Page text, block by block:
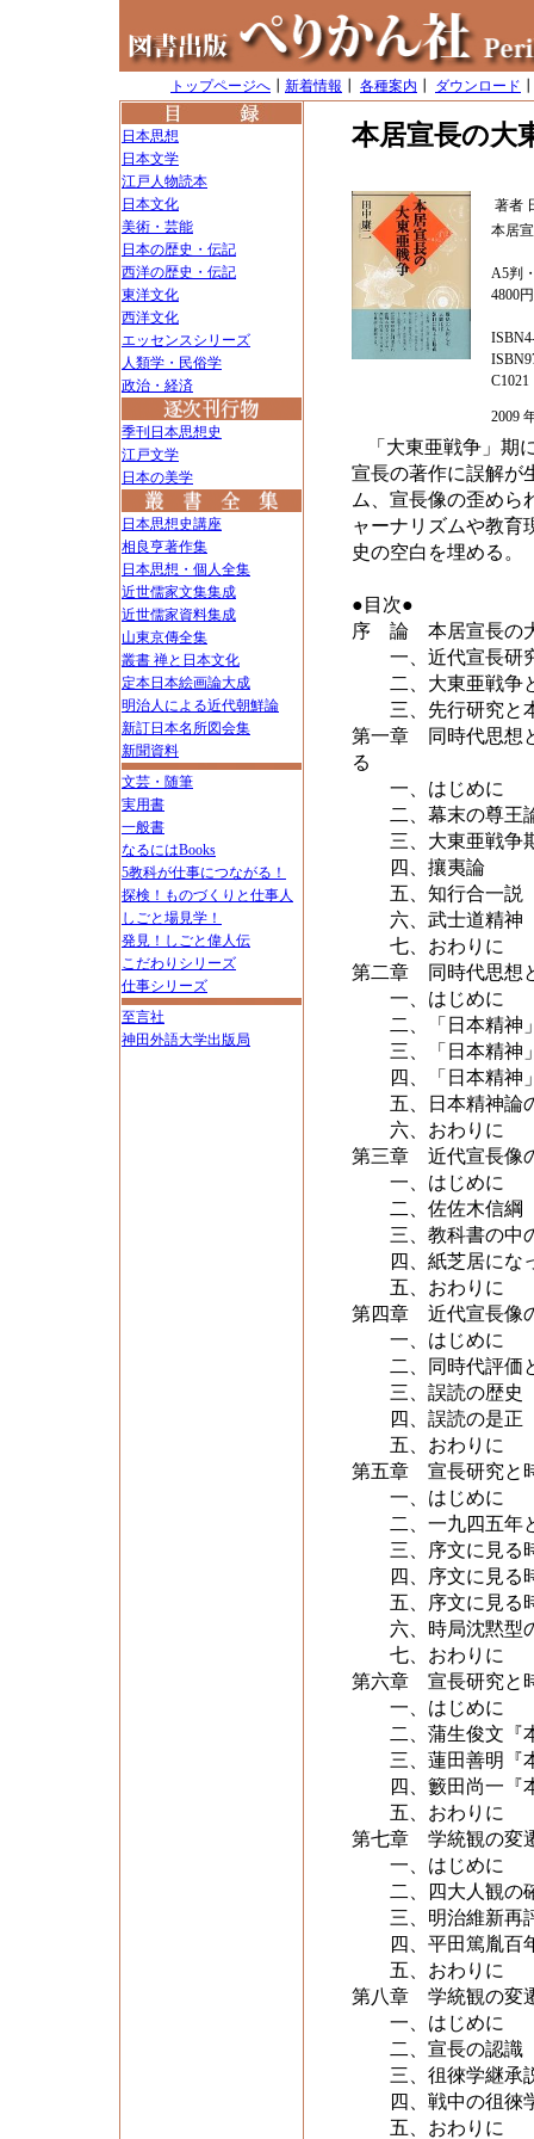
トップページへ 新着情報 各種案内 ダウンロード
日本思想
日本文学
江戸人物読本
日本文化
美術・芸能
日本の歴史・伝記
西洋の歴史・伝記
東洋文化
西洋文化
エッセンスシリーズ
人類学・民俗学
政治・経済
季刊日本思想史
江戸文学
日本の美学
日本思想史講座
相良亨著作集
日本思想・個人全集
近世儒家文集集成
近世儒家資料集成
山東京傳全集
叢書 禅と日本文化
定本日本絵画論大成
明治人による近代朝鮮論
新訂日本名所図会集
新聞資料
文芸・随筆
実用書
一般書
なるにはBooks
5教科が仕事につながる！
探検！ものづくりと仕事人
しごと場見学！
発見！しごと偉人伝
こだわりシリーズ
仕事シリーズ
至言社
神田外語大学出版局
本居宣長の大
著者
本居
A5判
4800
C1021
2009
「大東亜戦争」
宣長の著作に誤解が
ム、宣長像の歪めら
ャーナリズムや教育
史の空白を埋める。
●目次●
序 論 本居宣長の
一、近代宣長研
二、大東亜戦争
三、先行研究と
第一章 同時代思想
る
一、はじめに
二、幕末の尊王
三、大東亜戦争
四、攘夷論
五、知行合一説
六、武士道精神
七、おわりに
第二章 同時代思想
一、はじめに
二、「日本精神
三、「日本精神
四、「日本精神
五、日本精神論
六、おわりに
第三章 近代宣長像
一、はじめに
二、佐佐木信綱
三、教科書の中
四、紙芝居にな
五、おわりに
第四章 近代宣長像
一、はじめに
二、同時代評価
三、誤読の歴史
四、誤読の是正
五、おわりに
第五章 宣長研究と
一、はじめに
二、一九四五年
三、序文に見る
四、序文に見る
五、序文に見る
六、時局沈黙型
七、おわりに
第六章 宣長研究と
一、はじめに
二、蒲生俊文『
三、蓮田善明『
四、籔田尚一『
五、おわりに
第七章 学統観の変
一、はじめに
二、四大人観の
三、明治維新再
四、平田篤胤百
五、おわりに
第八章 学統観の変
一、はじめに
二、宣長の認識
三、徂徠学継承
四、戦中の徂徠
五、おわりに